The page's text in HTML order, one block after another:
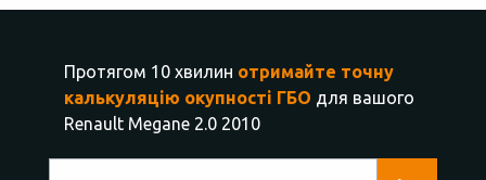
Протягом 10 хвилин отримайте точну
калькуляцію окупності ГБО для вашого
Renault Megane 2.0 2010